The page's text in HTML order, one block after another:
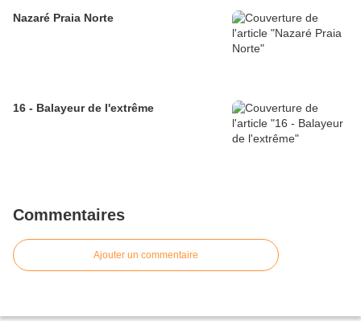
Nazaré Praia Norte
16 - Balayeur de l'extrême
Commentaires
Ajouter un commentaire